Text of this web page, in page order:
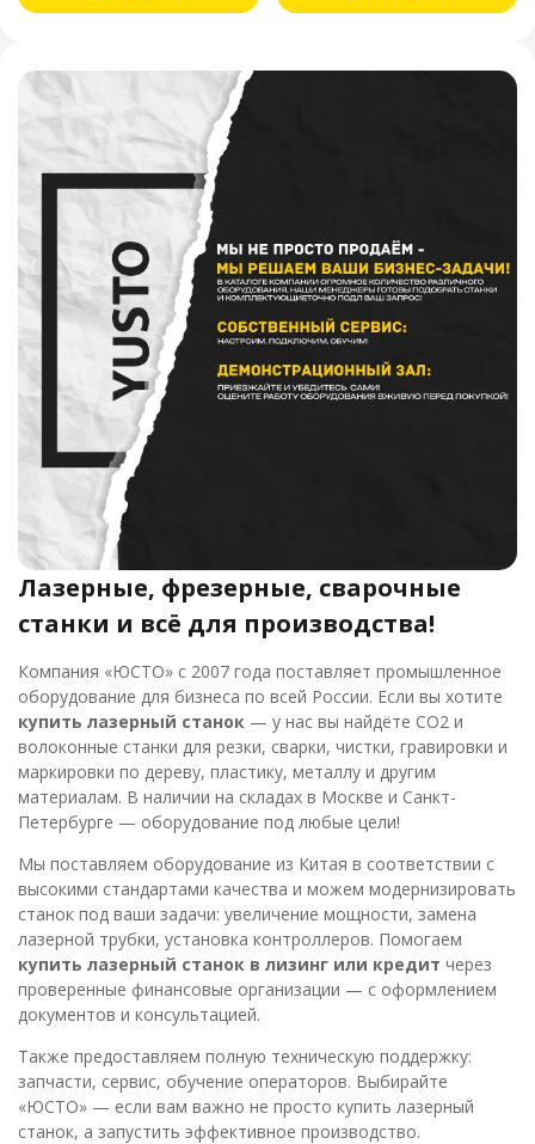
Лазерные, фрезерные, сварочные
станки и всё для производства!
Компания «ЮСТО» с 2007 года поставляет промышленное
оборудование для бизнеса по всей России. Если вы хотите
купить лазерный станок — у нас вы найдёте CO2 и
волоконные станки для резки, сварки, чистки, гравировки и
маркировки по дереву, пластику, металлу и другим
материалам. В наличии на складах в Москве и Санкт-
Петербурге — оборудование под любые цели!
Мы поставляем оборудование из Китая в соответствии с
высокими стандартами качества и можем модернизировать
станок под ваши задачи: увеличение мощности, замена
лазерной трубки, установка контроллеров. Помогаем
купить лазерный станок в лизинг или кредит через
проверенные финансовые организации — с оформлением
документов и консультацией.
Также предоставляем полную техническую поддержку:
запчасти, сервис, обучение операторов. Выбирайте
«ЮСТО» — если вам важно не просто купить лазерный
станок, а запустить эффективное производство.